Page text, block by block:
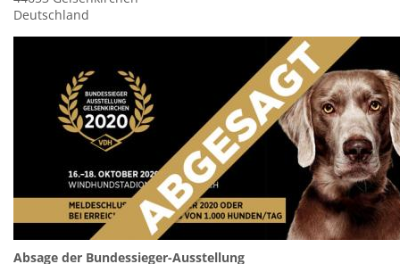
Deutschland
Absage der Bundessieger-Ausstellung